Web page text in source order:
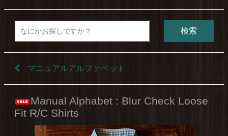
検索
マニュアルアルファベット
Manual Alphabet : Blur Check Loose
Fit R/C Shirts